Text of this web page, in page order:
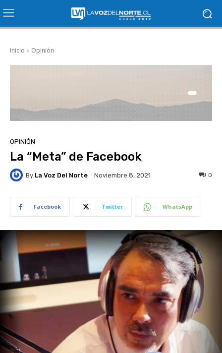
Inicio Opinión
OPINIÓN
La “Meta” de Facebook
By La Voz Del Norte Noviembre 8, 2021 0
Facebook Twitter WhatsApp